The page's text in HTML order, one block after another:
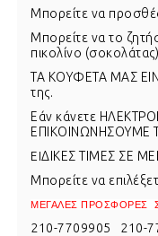
Μπορείτε να
Μπορείτε να το
πικολίνο
ΤΑ ΚΟΥΦΕΤΑ ΜΑΣ
της.
Εάν κάνετε
ΕΠΙΚΟΙΝΩΝΗΣΟΥΜΕ
EIΔΙΚΕΣ ΤΙΜΕΣ ΣΕ
Μπορείτε να
ΜΕΓΑΛΕΣ ΠΡΟΣΦΟΡΕΣ
210-7709905 210-